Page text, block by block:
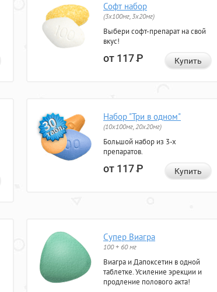
Софт набор
(3x100мг, 3x20мг)
Выбери софт-препарат на свой
вкус!
от 117Р Купить
Набор "Три в одном"
(10x100мг, 20x20мг)
Большой набор из 3-х
препаратов.
от 117Р Купить
Супер Виагра
100 + 60 мг
Виагра и Дапоксетин в одной
таблетке. Усиление эрекции и
продление полового акта!